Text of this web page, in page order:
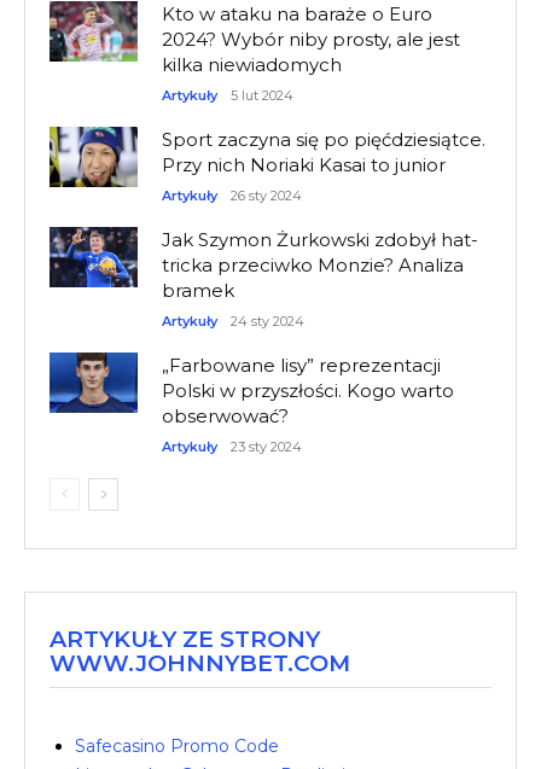
Kto w ataku na baraże o Euro
2024? Wybór niby prosty, ale jest
kilka niewiadomych
Artykuły 5 lut 2024
Sport zaczyna się po pięćdziesiątce.
Przy nich Noriaki Kasai to junior
Artykuły 26 sty 2024
Jak Szymon Żurkowski zdobył hat-
tricka przeciwko Monzie? Analiza
bramek
Artykuły 24 sty 2024
„Farbowane lisy” reprezentacji
Polski w przyszłości. Kogo warto
obserwować?
Artykuły 23 sty 2024
ARTYKUŁY ZE STRONY
WWW.JOHNNYBET.COM
Safecasino Promo Code